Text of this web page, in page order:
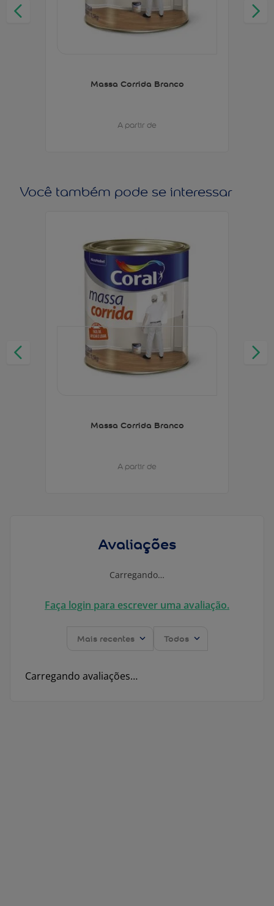
Massa Corrida Branco
A partir de
Você também pode se interessar
Massa Corrida Branco
A partir de
Avaliações
Carregando…
Faça login para escrever uma avaliação.
Mais recentes Todos
Carregando avaliações…